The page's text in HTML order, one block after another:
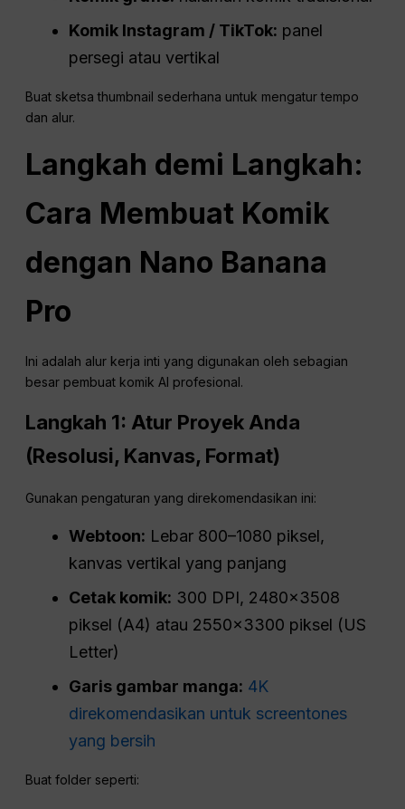
Komik Instagram / TikTok: panel
persegi atau vertikal
Buat sketsa thumbnail sederhana untuk mengatur tempo
dan alur.
Langkah demi Langkah:
Cara Membuat Komik
dengan Nano Banana
Pro
Ini adalah alur kerja inti yang digunakan oleh sebagian
besar pembuat komik AI profesional.
Langkah 1: Atur Proyek Anda
(Resolusi, Kanvas, Format)
Gunakan pengaturan yang direkomendasikan ini:
Webtoon: Lebar 800–1080 piksel,
kanvas vertikal yang panjang
Cetak komik: 300 DPI, 2480×3508
piksel (A4) atau 2550×3300 piksel (US
Letter)
Garis gambar manga: 4K
direkomendasikan untuk screentones
yang bersih
Buat folder seperti: